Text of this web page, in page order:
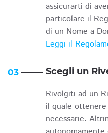
assicurarti di
particolare il
di un Nome a
Leggi il
03 Scegli un
Rivolgiti ad un
il quale
necessarie.